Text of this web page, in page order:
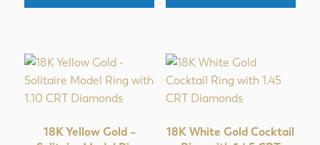
18K Yellow Gold –
18K White Gold Cocktail